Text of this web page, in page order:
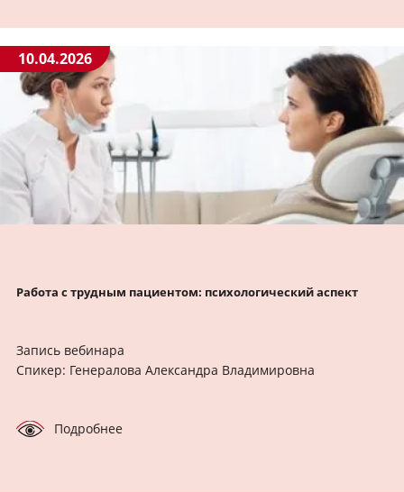
10.04.2026
Работа с трудным пациентом: психологический аспект
Запись вебинара
Спикер: Генералова Александра Владимировна
Подробнее